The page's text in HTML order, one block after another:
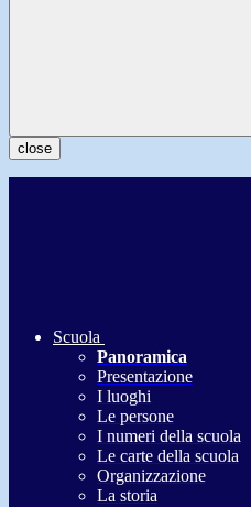
close
Scuola
Panoramica
Presentazione
I luoghi
Le persone
I numeri della scuola
Le carte della scuola
Organizzazione
La storia